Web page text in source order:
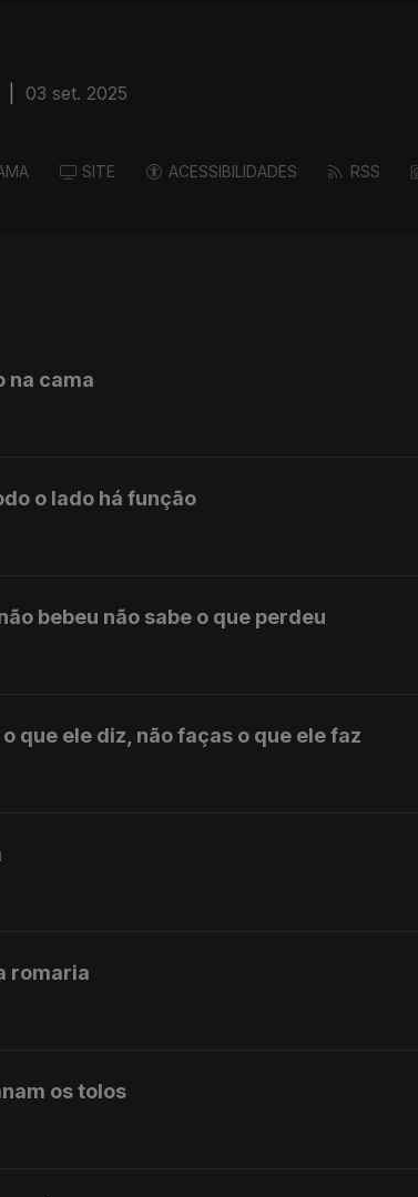
03 set. 2025
SITE ACESSIBILIDADES RSS
na cama
o lado há função
bebeu não sabe o que perdeu
que ele diz, não faças o que ele faz
romaria
os tolos